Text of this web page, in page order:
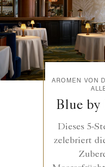
AROMEN VON
Blue by
Dieses 5-
zelebriert